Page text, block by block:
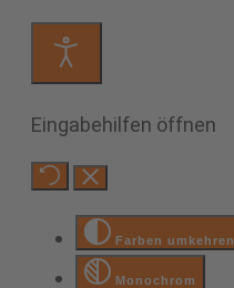
Eingabehilfen öffnen
Farben umkehren
Monochrom